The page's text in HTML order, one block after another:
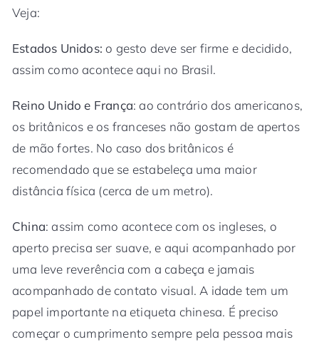
Veja:
Estados Unidos: o gesto deve ser firme e decidido,
assim como acontece aqui no Brasil.
Reino Unido e França: ao contrário dos americanos,
os britânicos e os franceses não gostam de apertos
de mão fortes. No caso dos britânicos é
recomendado que se estabeleça uma maior
distância física (cerca de um metro).
China: assim como acontece com os ingleses, o
aperto precisa ser suave, e aqui acompanhado por
uma leve reverência com a cabeça e jamais
acompanhado de contato visual. A idade tem um
papel importante na etiqueta chinesa. É preciso
começar o cumprimento sempre pela pessoa mais